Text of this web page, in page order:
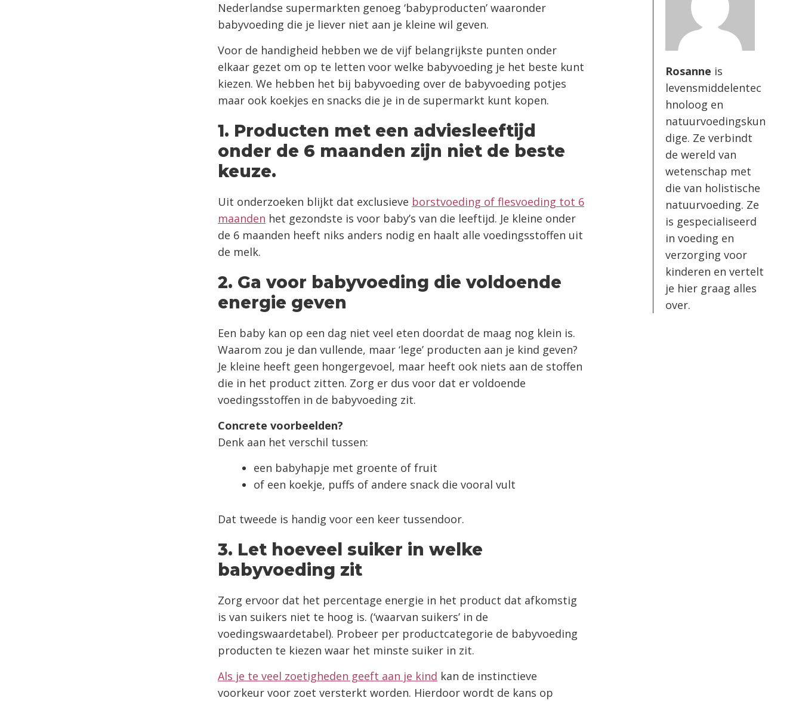
Rosanne is
levensmiddelentec
hnoloog en
natuurvoedingskun
dige. Ze verbindt
de wereld van
wetenschap met
die van holistische
natuurvoeding. Ze
is gespecialiseerd
in voeding en
verzorging voor
kinderen en vertelt
je hier graag alles
over.
Nederlandse supermarkten genoeg ‘babyproducten’ waaronder
babyvoeding die je liever niet aan je kleine wil geven.
Voor de handigheid hebben we de vijf belangrijkste punten onder
elkaar gezet om op te letten voor welke babyvoeding je het beste kunt
kiezen. We hebben het bij babyvoeding over de babyvoeding potjes
maar ook koekjes en snacks die je in de supermarkt kunt kopen.
1. Producten met een adviesleeftijd
onder de 6 maanden zijn niet de beste
keuze.
Uit onderzoeken blijkt dat exclusieve borstvoeding of flesvoeding tot 6
maanden het gezondste is voor baby’s van die leeftijd. Je kleine onder
de 6 maanden heeft niks anders nodig en haalt alle voedingsstoffen uit
de melk.
2. Ga voor babyvoeding die voldoende
energie geven
Een baby kan op een dag niet veel eten doordat de maag nog klein is.
Waarom zou je dan vullende, maar ‘lege’ producten aan je kind geven?
Je kleine heeft geen hongergevoel, maar heeft ook niets aan de stoffen
die in het product zitten. Zorg er dus voor dat er voldoende
voedingsstoffen in de babyvoeding zit.
Concrete voorbeelden?
Denk aan het verschil tussen:
een babyhapje met groente of fruit
of een koekje, puffs of andere snack die vooral vult
Dat tweede is handig voor een keer tussendoor.
3. Let hoeveel suiker in welke
babyvoeding zit
Zorg ervoor dat het percentage energie in het product dat afkomstig
is van suikers niet te hoog is. (‘waarvan suikers’ in de
voedingswaardetabel). Probeer per productcategorie de babyvoeding
producten te kiezen waar het minste suiker in zit.
Als je te veel zoetigheden geeft aan je kind kan de instinctieve
voorkeur voor zoet versterkt worden. Hierdoor wordt de kans op